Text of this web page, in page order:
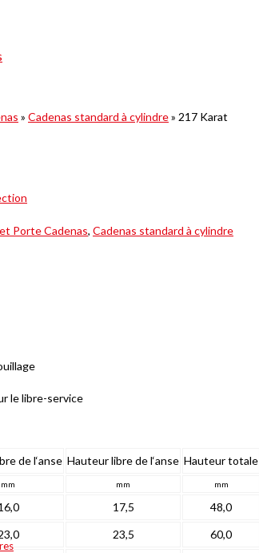
» Cadenas standard à cylindre» 217 Karat
Porte Cadenas, Cadenas standard à cylindre
le libre-service
de l‘anse Hauteur libre de l‘anse Hauteur totale
mm mm mm
17,5 48,0
23,5 60,0